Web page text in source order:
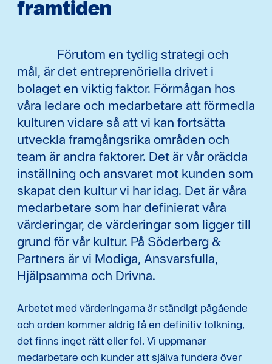
framtiden
Förutom en tydlig strategi och
mål, är det entreprenöriella drivet i
bolaget en viktig faktor. Förmågan hos
våra ledare och medarbetare att förmedla
kulturen vidare så att vi kan fortsätta
utveckla framgångsrika områden och
team är andra faktorer. Det är vår orädda
inställning och ansvaret mot kunden som
skapat den kultur vi har idag. Det är våra
medarbetare som har definierat våra
värderingar, de värderingar som ligger till
grund för vår kultur. På Söderberg &
Partners är vi Modiga, Ansvarsfulla,
Hjälpsamma och Drivna.
Arbetet med värderingarna är ständigt pågående
och orden kommer aldrig få en definitiv tolkning,
det finns inget rätt eller fel. Vi uppmanar
medarbetare och kunder att själva fundera över